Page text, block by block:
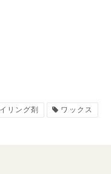
リング剤 ワックス